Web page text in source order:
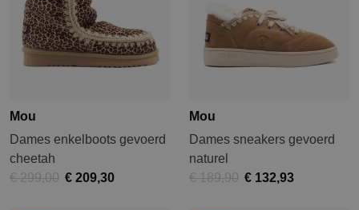
Mou
Dames enkelboots gevoerd
cheetah
€ 299,00 € 209,30
Mou
Dames sneakers gevoerd
naturel
€ 189,90 € 132,93